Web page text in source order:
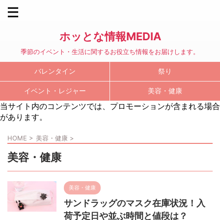
ホッとな情報MEDIA
季節のイベント・生活に関するお役立ち情報をお届けします。
バレンタイン 祭り
イベント・レジャー 美容・健康
当サイト内のコンテンツでは、プロモーションが含まれる場合
があります。
HOME > 美容・健康 >
美容・健康
美容・健康
サンドラッグのマスク在庫状況！入
荷予定日や並ぶ時間と値段は？